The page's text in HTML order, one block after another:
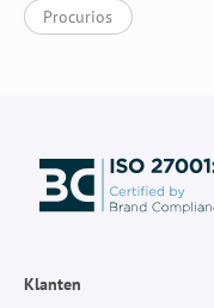
Procurios
Klanten